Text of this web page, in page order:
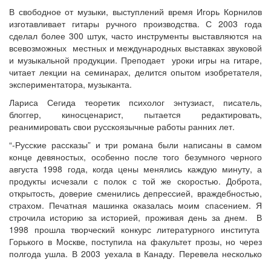
В свободное от музыки, выступлений время Игорь Корнилов
изготавливает гитары ручного производства. С 2003 года
сделал более 300 штук, часто инструменты выставляются на
всевозможных местных и международных выставках звуковой
и музыкальной продукции. Преподает уроки игры на гитаре,
читает лекции на семинарах, делится опытом изобретателя,
экспериментатора, музыканта.
Лариса Сегида теоретик психолог энтузиаст, писатель,
блоггер, киносценарист, пытается редактировать,
реанимировать свои русскоязычные работы ранних лет.
“-Русские рассказы” и три романа были написаны в самом
конце девяностых, особенно после того безумного черного
августа 1998 года, когда цены менялись каждую минуту, а
продукты исчезали с полок с той же скоростью. Доброта,
открытость, доверие сменились депрессией, враждебностью,
страхом. Печатная машинка оказалась моим спасением. Я
строчила историю за историей, проживая день за днем. В
1998 прошла творческий конкурс литературного института
Горького в Москве, поступила на факультет прозы, но через
полгода ушла. В 2003 уехала в Канаду. Перевела несколько